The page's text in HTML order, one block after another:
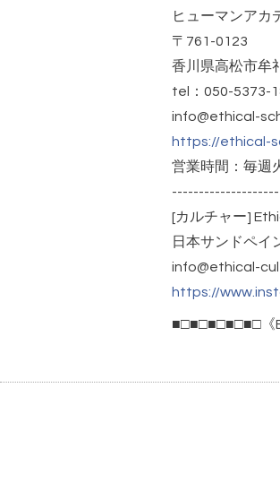
ヒューマンアカ
〒761-0123
香川県高松市牟
tel：050-5373-
info@ethical-
https://ethical-
営業時間：毎週
[カルチャー]
日本サンドペイ
info@ethical-
https://
■□■□■□■□■□《